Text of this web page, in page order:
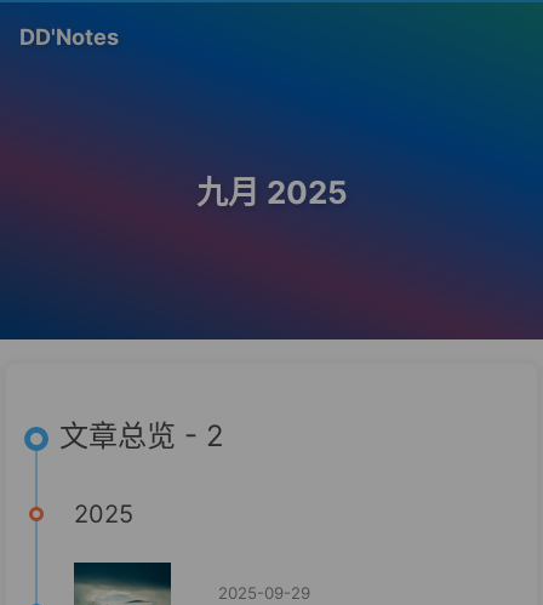
DD'Notes
九月 2025
文章总览 - 2
2025
2025-09-29